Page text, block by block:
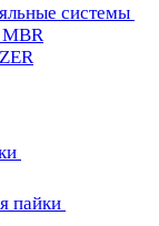
системы
пайки